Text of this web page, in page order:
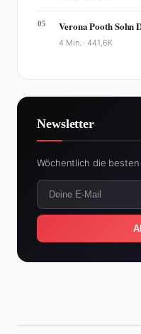
05 Verona Pooth Sohn
4 Min. ·441,6K
Newsletter
Wöchentlich die